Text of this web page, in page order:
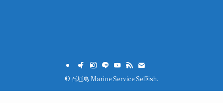
©石垣島 Marine Service SelFish.